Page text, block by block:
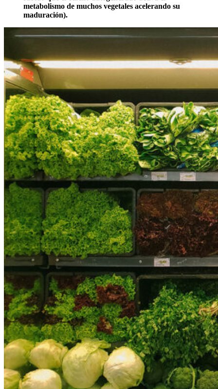
metabolismo de muchos vegetales acelerando su
maduración).